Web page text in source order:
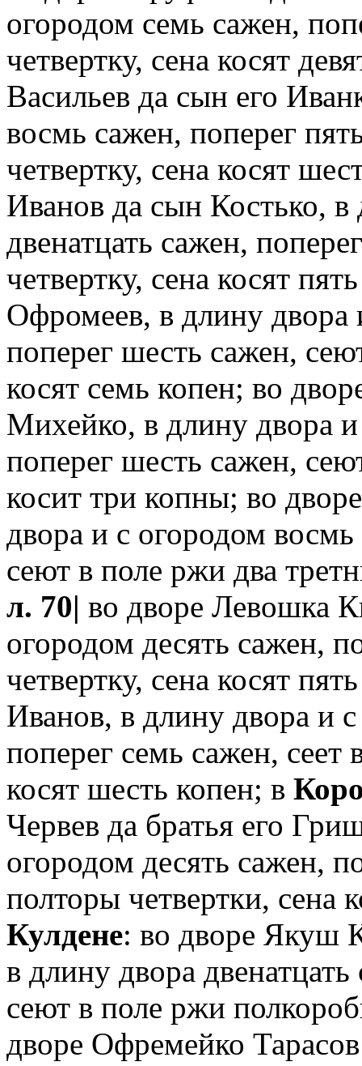
огородом семь сажен,
четвертку, сена косят
Васильев да сын его
восмь сажен, поперег
четвертку, сена косят
Иванов да сын Костько,
двенатцать сажен,
четвертку, сена косят
Офромеев, в длину двора
поперег шесть сажен,
косят семь копен; во
Михейко, в длину двора
поперег шесть сажен,
косит три копны; во
двора и с огородом
сеют в поле ржи два
л. 70| во дворе Левошка
огородом десять сажен,
четвертку, сена косят
Иванов, в длину двора и
поперег семь сажен, сеет
косят шесть копен; в
Червев да братья его
огородом десять сажен,
полторы четвертки, сена
Кулдене: во дворе Якуш
в длину двора
сеют в поле ржи
дворе Офремейко